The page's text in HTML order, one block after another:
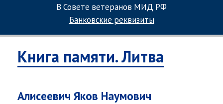
В Совете ветеранов МИД РФ
Банковские реквизиты
Книга памяти. Литва
Алисеевич Яков Наумович